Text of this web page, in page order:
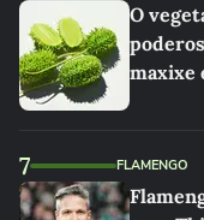
O
maxixe
7 FLAMENGO